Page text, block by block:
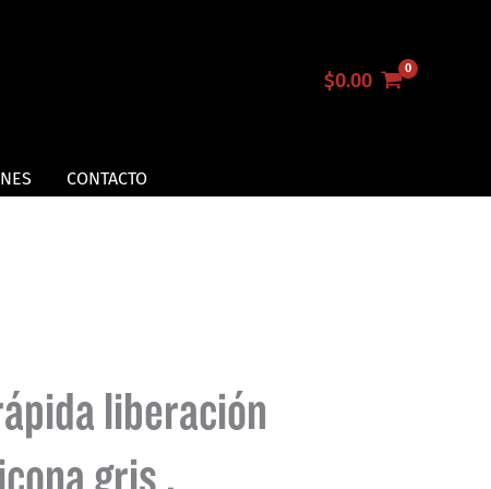
$0.00
CONTACTO
liberación